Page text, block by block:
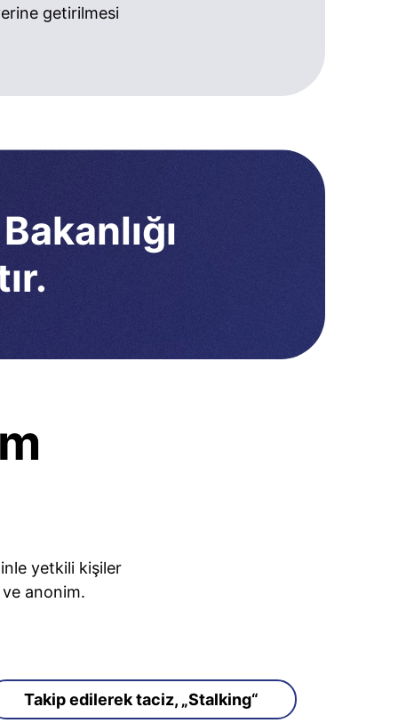
getirilmesi
yetkili kişiler
anonim.
Takip edilerek taciz, „Stalking“